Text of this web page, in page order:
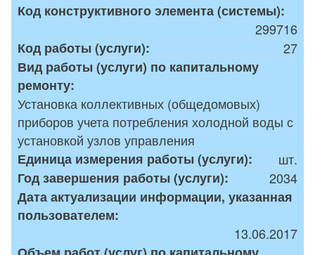
Код конструктивного элемента (системы):
299716
Код работы (услуги):
27
Вид работы (услуги) по капитальному
ремонту:
Установка коллективных (общедомовых)
приборов учета потребления холодной воды с
установкой узлов управления
Единица измерения работы (услуги):
шт.
Год завершения работы (услуги):
2034
Дата актуализации информации, указанная
пользователем:
13.06.2017